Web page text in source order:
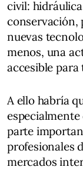
civil:
conservación,
nuevas
menos, una
accesible para
A ello habría
parte
profesionales
mercados